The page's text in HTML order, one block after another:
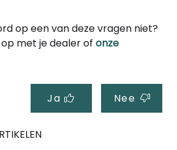
op een van deze vragen niet?
met je dealer of onze
Ja Nee